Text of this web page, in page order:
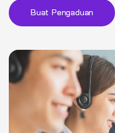
Buat Pengaduan